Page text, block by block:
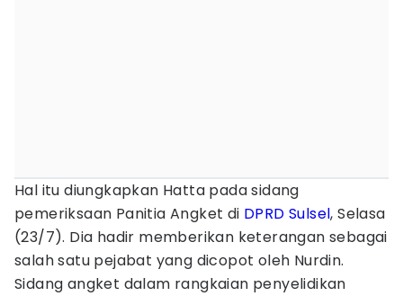
Hal itu diungkapkan Hatta pada sidang
pemeriksaan Panitia Angket di DPRD Sulsel, Selasa
(23/7). Dia hadir memberikan keterangan sebagai
salah satu pejabat yang dicopot oleh Nurdin.
Sidang angket dalam rangkaian penyelidikan